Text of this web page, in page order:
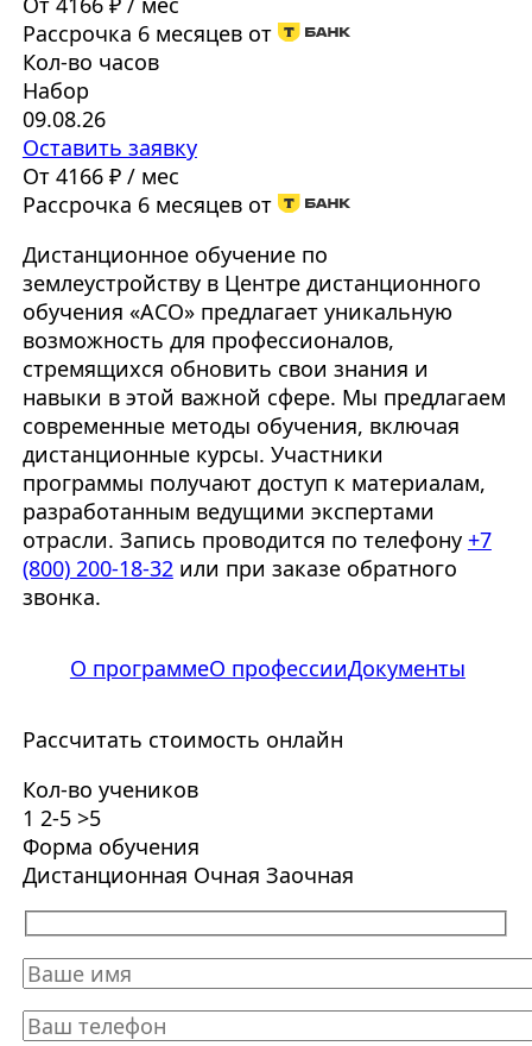
Рассрочка 6 месяцев от
Кол-во часов
Набор
09.08.26
Оставить заявку
От 4166 ₽ / мес
Рассрочка 6 месяцев от
Дистанционное обучение по
землеустройству в Центре дистанционного
обучения «АСО» предлагает уникальную
возможность для профессионалов,
стремящихся обновить свои знания и
навыки в этой важной сфере. Мы предлагаем
современные методы обучения, включая
дистанционные курсы. Участники
программы получают доступ к материалам,
разработанным ведущими экспертами
отрасли. Запись проводится по телефону +7
(800) 200-18-32или при заказе обратного
звонка.
О программеО профессииДокументы
Рассчитать стоимость онлайн
Кол-во учеников
1 2-5 >5
Форма обучения
Дистанционная Очная Заочная